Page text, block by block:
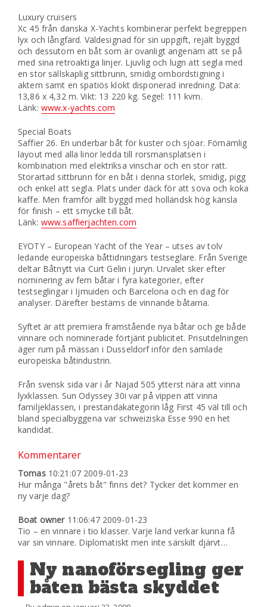
Luxury cruisers
Xc 45 från danska X-Yachts kombinerar perfekt begreppen
lyx och långfärd. Väldesignad för sin uppgift, rejält byggd
och dessutom en båt som är ovanligt angenäm att se på
med sina retroaktiga linjer. Ljuvlig och lugn att segla med
en stor sällskaplig sittbrunn, smidig ombordstigning i
aktern samt en spatiös klokt disponerad inredning. Data:
13,86 x 4,32 m. Vikt: 13 220 kg. Segel: 111 kvm.
Länk: www.x-yachts.com
Special Boats
Saffier 26. En underbar båt för kuster och sjöar. Förnämlig
layout med alla linor ledda till rorsmansplatsen i
kombination med elektriksa vinschar och en stor ratt.
Storartad sittbrunn för en båt i denna storlek, smidig, pigg
och enkel att segla. Plats under däck för att sova och koka
kaffe. Men framför allt byggd med holländsk hög känsla
för finish – ett smycke till båt.
Länk: www.saffierjachten.com
EYOTY – European Yacht of the Year – utses av tolv
ledande europeiska båttidningars testseglare. Från Sverige
deltar Båtnytt via Curt Gelin i juryn. Urvalet sker efter
nominering av fem båtar i fyra kategorier, efter
testseglingar i Ijmuiden och Barcelona och en dag för
analyser. Därefter bestäms de vinnande båtarna.
Syftet är att premiera framstående nya båtar och ge både
vinnare och nominerade förtjänt publicitet. Prisutdelningen
äger rum på mässan i Dusseldorf inför den samlade
europeiska båtindustrin.
Från svensk sida var i år Najad 505 ytterst nära att vinna
lyxklassen. Sun Odyssey 30i var på vippen att vinna
familjeklassen, i prestandakategorin låg First 45 väl till och
bland specialbyggena var schweiziska Esse 990 en het
kandidat.
Kommentarer
Tomas10:21:07 2009-01-23
Hur många "årets båt" finns det? Tycker det kommer en
ny varje dag?
Boat owner11:06:47 2009-01-23
Tio – en vinnare i tio klasser. Varje land verkar kunna få
var sin vinnare. Diplomatiskt men inte särskilt djärvt…
Ny nanoförsegling ger
båten bästa skyddet